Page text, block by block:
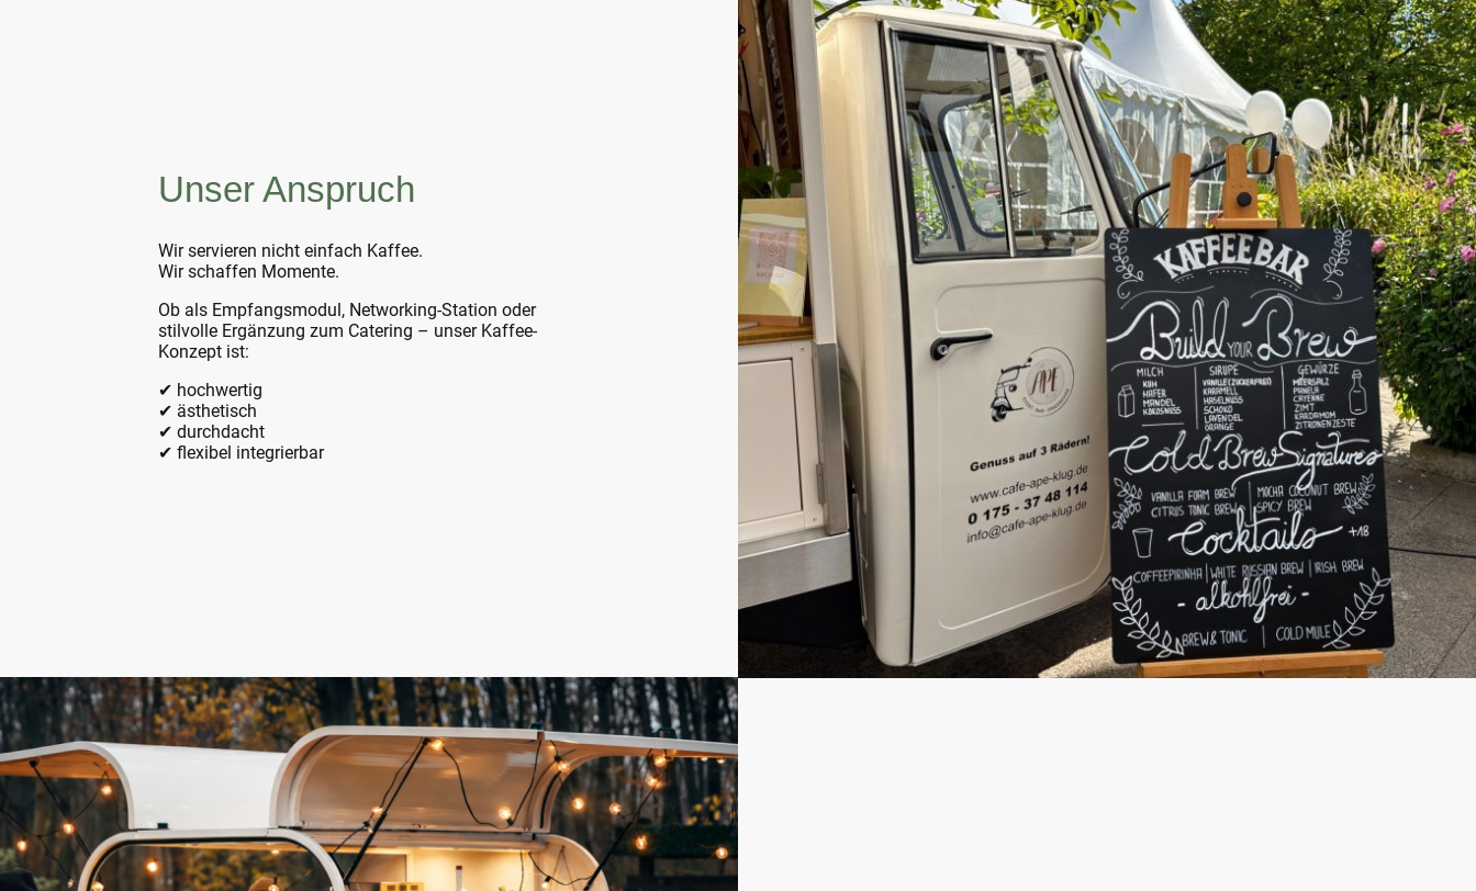
Unser Anspruch
Wir servieren nicht einfach Kaffee.
Wir schaffen Momente.
Ob als Empfangsmodul, Networking-Station oder
stilvolle Ergänzung zum Catering – unser Kaffee-
Konzept ist:
✔ hochwertig
✔ ästhetisch
✔ durchdacht
✔ flexibel integrierbar